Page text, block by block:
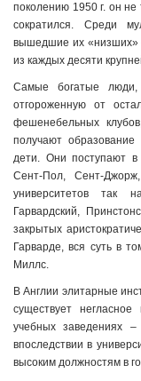
поколению 1950 г. он
сократился. Среди
вышедшие их «низших»
из каждых десяти
Самые богатые люди,
отгороженную от
фешенебельных
получают
дети. Они поступают
Сент-Пол, Сент-
университетов так
Гарвардский,
закрытых
Гарварде, вся суть в
Миллс.
В Англии элитарные
существует
учебных заведениях
впоследствии в
высоким должностям в